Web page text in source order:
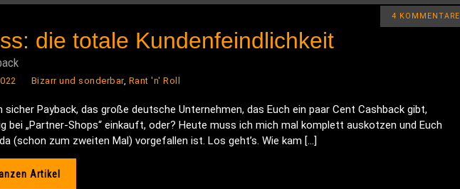
4 KOMMENTARE
die totale Kundenfeindlichkeit
Bizarr und sonderbar, Rant 'n' Roll
sicher Payback, das große deutsche Unternehmen, das Euch ein paar Cent Cashback gibt,
bei „Partner-Shops“ einkauft, oder? Heute muss ich mich mal komplett auskotzen und Euch
(schon zum zweiten Mal) vorgefallen ist. Los geht’s. Wie kam […]
Artikel